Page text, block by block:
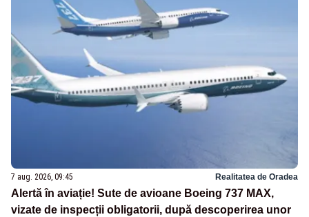
7 aug. 2026, 09:45 Realitatea de Oradea
Alertă în aviație! Sute de avioane Boeing 737 MAX,
vizate de inspecții obligatorii, după descoperirea unor